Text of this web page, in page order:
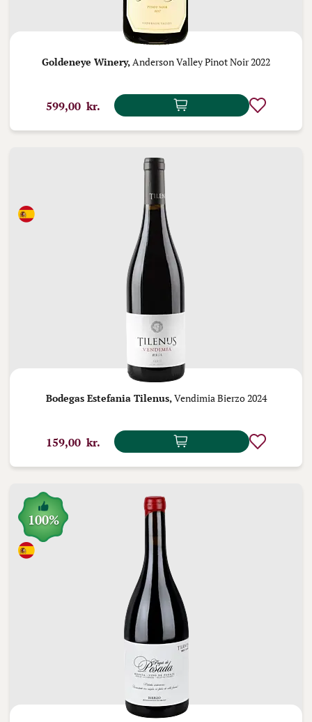
Goldeneye Winery, Anderson Valley Pinot Noir 2022
599,00 kr.
Bodegas Estefania Tilenus,Vendimia Bierzo 2024
159,00 kr.
100%